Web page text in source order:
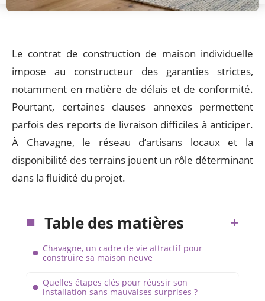
Le contrat de construction de maison individuelle
impose au constructeur des garanties strictes,
notamment en matière de délais et de conformité.
Pourtant, certaines clauses annexes permettent
parfois des reports de livraison difficiles à anticiper.
À Chavagne, le réseau d’artisans locaux et la
disponibilité des terrains jouent un rôle déterminant
dans la fluidité du projet.
Table des matières
Chavagne, un cadre de vie attractif pour
construire sa maison neuve
Quelles étapes clés pour réussir son
installation sans mauvaises surprises ?